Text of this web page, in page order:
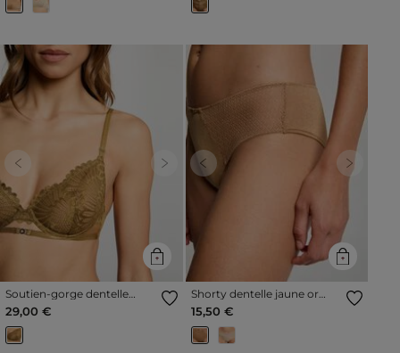
Previous Next
Soutien-gorge dentelle
bronze femme
29,00 €
Previous Next
Shorty dentelle jaune or
femme
15,50 €